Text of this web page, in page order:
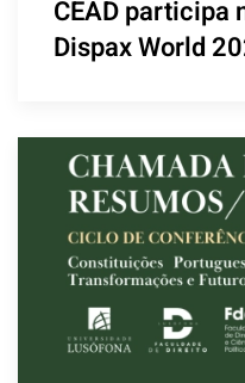
CEAD participa
Dispax World